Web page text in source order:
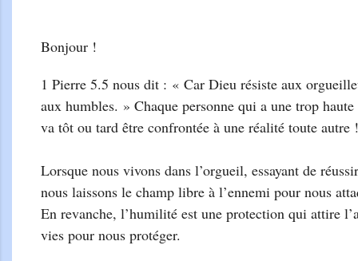
Bonjour !
1 Pierre 5.5 nous dit : « Car Dieu résiste aux
aux humbles. » Chaque personne qui a une trop
va tôt ou tard être confrontée à une réalité toute
Lorsque nous vivons dans l’orgueil, essayant de
nous laissons le champ libre à l’ennemi pour nous
En revanche, l’humilité est une protection qui attire
vies pour nous protéger.